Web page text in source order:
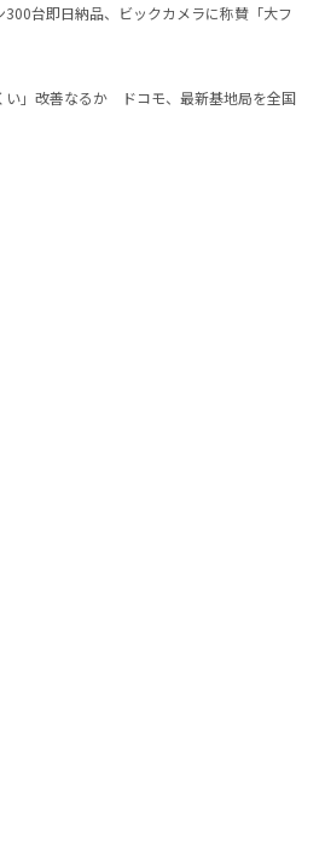
300台即日納品、ビックカメラに称賛「大フ
い」改善なるか ドコモ、最新基地局を全国